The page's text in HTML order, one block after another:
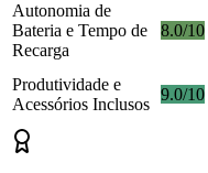
Autonomia de
Bateria e Tempo de
Recarga
8.0/10
Produtividade e
Acessórios Inclusos
9.0/10